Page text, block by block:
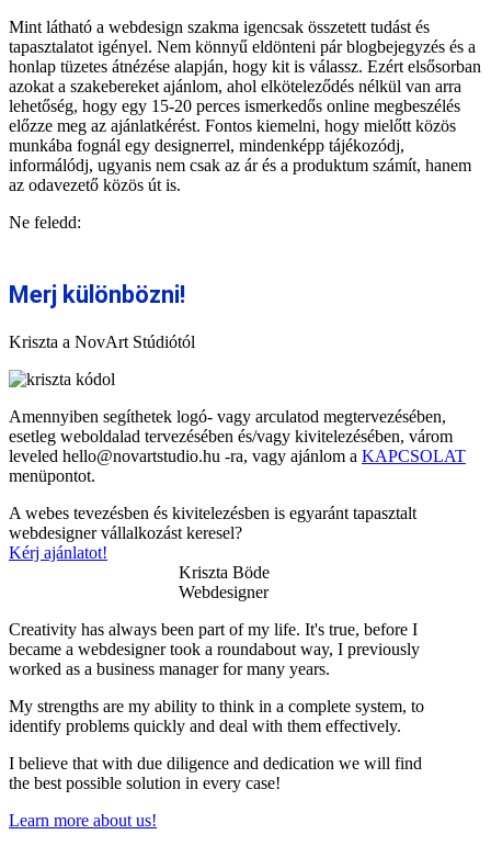
Mint látható a webdesign szakma igencsak összetett tudást és
tapasztalatot igényel. Nem könnyű eldönteni pár blogbejegyzés és a
honlap tüzetes átnézése alapján, hogy kit is válassz. Ezért elsősorban
azokat a szakebereket ajánlom, ahol elköteleződés nélkül van arra
lehetőség, hogy egy 15-20 perces ismerkedős online megbeszélés
előzze meg az ajánlatkérést. Fontos kiemelni, hogy mielőtt közös
munkába fognál egy designerrel, mindenképp tájékozódj,
informálódj, ugyanis nem csak az ár és a produktum számít, hanem
az odavezető közös út is.
Ne feledd:
Merj különbözni!
Kriszta a NovArt Stúdiótól
Amennyiben segíthetek logó- vagy arculatod megtervezésében,
esetleg weboldalad tervezésében és/vagy kivitelezésében, várom
leveled hello@novartstudio.hu -ra, vagy ajánlom a KAPCSOLAT
menüpontot.
A webes tevezésben és kivitelezésben is egyaránt tapasztalt
webdesigner vállalkozást keresel?
Kérj ajánlatot!
Kriszta Böde
Webdesigner
Creativity has always been part of my life. It's true, before I
became a webdesigner took a roundabout way, I previously
worked as a business manager for many years.
My strengths are my ability to think in a complete system, to
identify problems quickly and deal with them effectively.
I believe that with due diligence and dedication we will find
the best possible solution in every case!
Learn more about us!